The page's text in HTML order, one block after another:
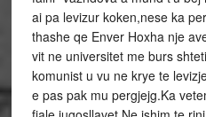
ai pa levizur koken,nese ka
thashe qe Enver Hoxha nje
vit ne universitet me burs
komunist u vu ne krye te
e pas pak mu pergjejg.Ka